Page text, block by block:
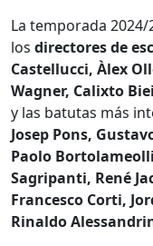
La temporada
los directores de
Castellucci, Àlex
Wagner, Calixto
y las batutas más
Josep Pons,
Paolo
Sagripanti, René
Francesco Corti,
Rinaldo